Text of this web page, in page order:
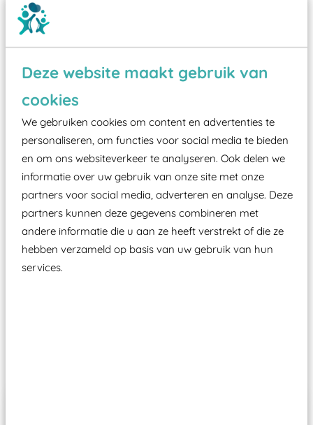
Deze website maakt gebruik van
cookies
We gebruiken cookies om content en advertenties te
personaliseren, om functies voor social media te bieden
en om ons websiteverkeer te analyseren. Ook delen we
informatie over uw gebruik van onze site met onze
partners voor social media, adverteren en analyse. Deze
partners kunnen deze gegevens combineren met
andere informatie die u aan ze heeft verstrekt of die ze
hebben verzameld op basis van uw gebruik van hun
services.
Wist je dat:
Vanaf een valhoogte van 1,5 meter een speciale
valondergrond onder speeltoestellen verplicht is
zoals kunstgras, rubber tegels of boomschors?
Elk speeltoestel in de openbare ruimte voorzien
moet zijn van een typekeuring, -plaatje en
certificering, uitgegeven door een Nederlands
aangewezen keuringsinstantie?
Wij ook speeltoestellen kunnen laten keuren zodat